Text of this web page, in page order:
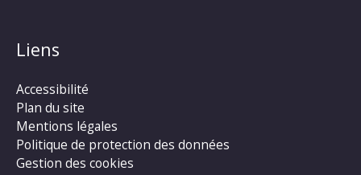
Liens
Accessibilité
Plan du site
Mentions légales
Politique de protection des données
Gestion des cookies